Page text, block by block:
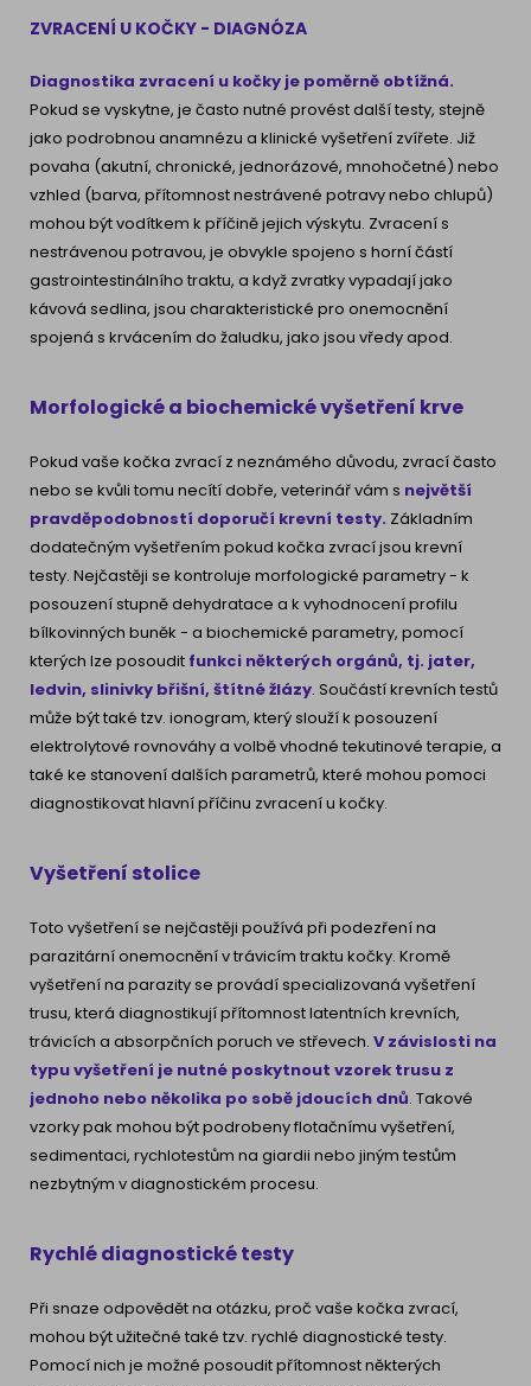
ZVRACENÍ U KOČKY - DIAGNÓZA
Diagnostika zvracení u kočky je poměrně obtížná.
Pokud se vyskytne, je často nutné provést další testy, stejně
jako podrobnou anamnézu a klinické vyšetření zvířete. Již
povaha (akutní, chronické, jednorázové, mnohočetné) nebo
vzhled (barva, přítomnost nestrávené potravy nebo chlupů)
mohou být vodítkem k příčině jejich výskytu. Zvracení s
nestrávenou potravou, je obvykle spojeno s horní částí
gastrointestinálního traktu, a když zvratky vypadají jako
kávová sedlina, jsou charakteristické pro onemocnění
spojená s krvácením do žaludku, jako jsou vředy apod.
Morfologické a biochemické vyšetření krve
Pokud vaše kočka zvrací z neznámého důvodu, zvrací často
nebo se kvůli tomu necítí dobře, veterinář vám s největší
pravděpodobností doporučí krevní testy. Základním
dodatečným vyšetřením pokud kočka zvrací jsou krevní
testy. Nejčastěji se kontroluje morfologické parametry - k
posouzení stupně dehydratace a k vyhodnocení profilu
bílkovinných buněk - a biochemické parametry, pomocí
kterých lze posoudit funkci některých orgánů, tj. jater,
ledvin, slinivky břišní, štítné žlázy. Součástí krevních testů
může být také tzv. ionogram, který slouží k posouzení
elektrolytové rovnováhy a volbě vhodné tekutinové terapie, a
také ke stanovení dalších parametrů, které mohou pomoci
diagnostikovat hlavní příčinu zvracení u kočky.
Vyšetření stolice
Toto vyšetření se nejčastěji používá při podezření na
parazitární onemocnění v trávicím traktu kočky. Kromě
vyšetření na parazity se provádí specializovaná vyšetření
trusu, která diagnostikují přítomnost latentních krevních,
trávicích a absorpčních poruch ve střevech. V závislosti na
typu vyšetření je nutné poskytnout vzorek trusu z
jednoho nebo několika po sobě jdoucích dnů. Takové
vzorky pak mohou být podrobeny flotačnímu vyšetření,
sedimentaci, rychlotestům na giardii nebo jiným testům
nezbytným v diagnostickém procesu.
Rychlé diagnostické testy
Při snaze odpovědět na otázku, proč vaše kočka zvrací,
mohou být užitečné také tzv. rychlé diagnostické testy.
Pomocí nich je možné posoudit přítomnost některých